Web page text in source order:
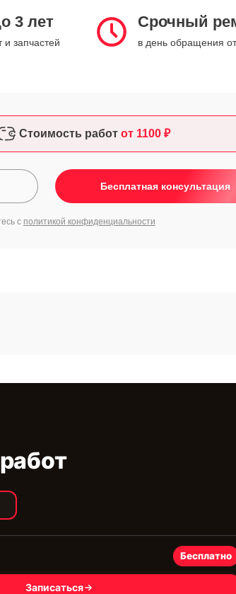
3 лет
и запчастей
Срочный
в день обращения
Стоимость работ от 1100 ₽
Бесплатная консультация
с политикой конфиденциальности
Бесплатно
Записаться